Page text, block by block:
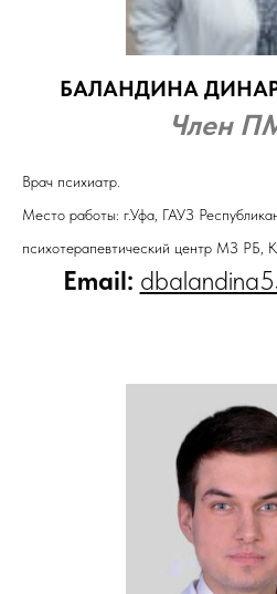
БАЛАНДИНА
Член
Врач психиатр.
Место работы: г.Уфа, ГАУЗ
психотерапевтический центр МЗ
Email: